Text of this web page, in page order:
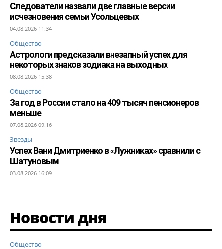
Следователи назвали две главные версии
исчезновения семьи Усольцевых
04.08.2026 11:34
Общество
Астрологи предсказали внезапный успех для
некоторых знаков зодиака на выходных
08.08.2026 15:38
Общество
За год в России стало на 409 тысяч пенсионеров
меньше
07.08.2026 09:16
Звезды
Успех Вани Дмитриенко в «Лужниках» сравнили с
Шатуновым
03.08.2026 16:09
Новости дня
Общество